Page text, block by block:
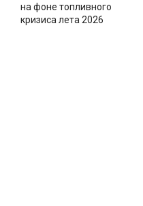
на фоне топливного
кризиса лета 2026